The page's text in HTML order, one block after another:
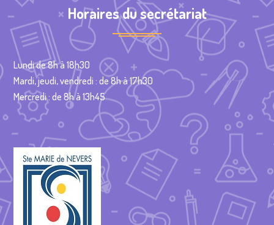
Horaires du secrétariat
Lundi de 8h à 18h30
Mardi, jeudi, vendredi : de 8h à 17h30
Mercredi : de 8h à 13h45